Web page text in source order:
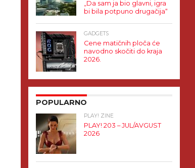
„Da sam ja bio glavni, igra
bi bila potpuno drugačija“
GADGETS
Cene matičnih ploča će
navodno skočiti do kraja
2026.
POPULARNO
PLAY! ZINE
PLAY! 203 – JUL/AVGUST
2026